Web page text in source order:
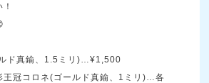
ド真鍮、1.5ミリ)…¥1,500
王冠コロネ(ゴールド真鍮、1ミリ)…各